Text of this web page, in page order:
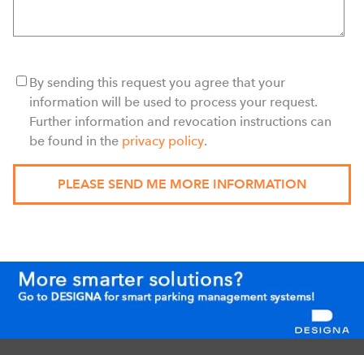
By sending this request you agree that your
information will be used to process your request.
Further information and revocation instructions can
be found in the privacy policy.